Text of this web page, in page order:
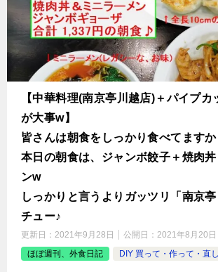
【中華料理(南京亭川越店)＋パイプカ
が大事w】
皆さんは朝食をしっかり食べてますか
本日の朝食は、ジャンボ餃子＋焼肉
ンw
しっかりと言うよりガッツリ「南京
チュー♪
更新日： 2021年9月28日 公開日： 2021年8月20日
ほぼ週刊、外食日記
DIY 買って・作って・直